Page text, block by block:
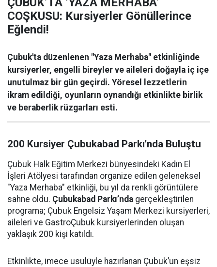
COŞKUSU: Kursiyerler Gönüllerince
Eğlendi!
Çubuk'ta düzenlenen "Yaza Merhaba" etkinliğinde
kursiyerler, engelli bireyler ve aileleri doğayla iç içe
unutulmaz bir gün geçirdi. Yöresel lezzetlerin
ikram edildiği, oyunların oynandığı etkinlikte birlik
ve beraberlik rüzgarları esti.
200 Kursiyer Çubukabad Parkı’nda Buluştu
Çubuk Halk Eğitim Merkezi bünyesindeki Kadın El
İşleri Atölyesi tarafından organize edilen geleneksel
"Yaza Merhaba" etkinliği, bu yıl da renkli görüntülere
sahne oldu. Çubukabad Parkı’nda gerçekleştirilen
programa; Çubuk Engelsiz Yaşam Merkezi kursiyerleri,
aileleri ve GastroÇubuk kursiyerlerinden oluşan
yaklaşık 200 kişi katıldı.
Etkinlikte, imece usulüyle hazırlanan Çubuk’un eşsiz